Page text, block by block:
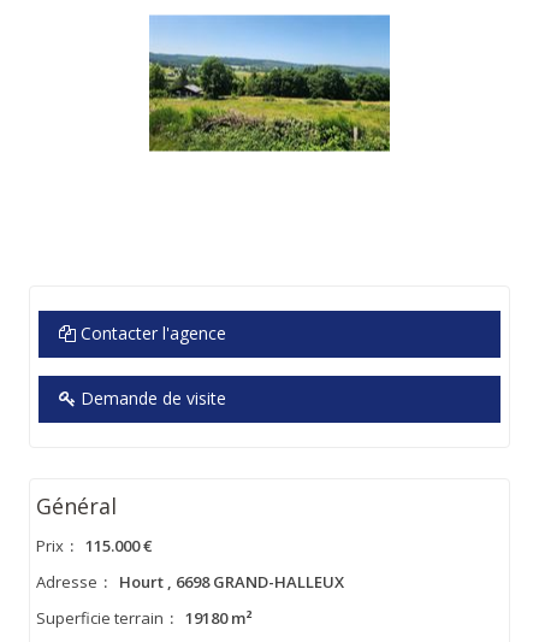
Contacter l'agence
Demande de visite
Général
Prix : 115.000 €
Adresse :
Hourt , 6698 GRAND-HALLEUX
Superficie terrain : 19180 m²